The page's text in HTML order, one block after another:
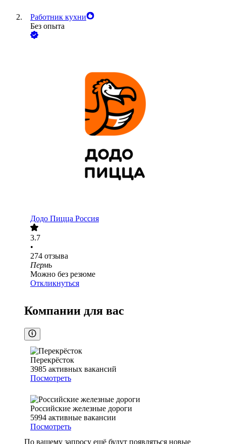
Работник кухни
Без опыта
Додо Пицца Россия
3.7
•
274 отзыва
Пермь
Можно без резюме
Откликнуться
Компании для вас
Перекрёсток
3985 активных вакансий
Посмотреть
Российские железные дороги
5994 активные вакансии
Посмотреть
По вашему запросу ещё будут появляться новые